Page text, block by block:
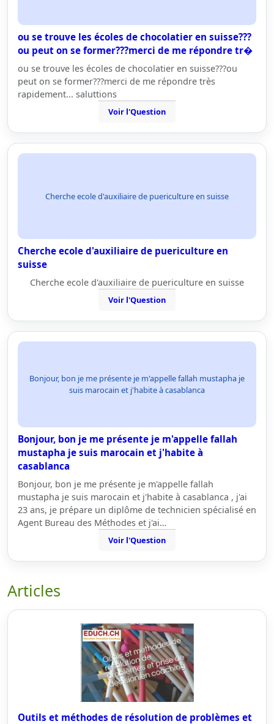
ou se trouve les écoles de chocolatier en suisse???
ou peut on se former???merci de me répondre tr�
ou se trouve les écoles de chocolatier en suisse???ou
peut on se former???merci de me répondre très
rapidement... saluttions
Voir l'Question
Cherche ecole d'auxiliaire de puericulture en suisse
Cherche ecole d'auxiliaire de puericulture en
suisse
Cherche ecole d'auxiliaire de puericulture en suisse
Voir l'Question
Bonjour, bon je me présente je m'appelle fallah mustapha je
suis marocain et j'habite à casablanca
Bonjour, bon je me présente je m'appelle fallah
mustapha je suis marocain et j'habite à
casablanca
Bonjour, bon je me présente je m'appelle fallah
mustapha je suis marocain et j'habite à casablanca , j'ai
23 ans, je prépare un diplôme de technicien spécialisé en
Agent Bureau des Méthodes et j'ai…
Voir l'Question
Articles
Outils et méthodes de résolution de problèmes et